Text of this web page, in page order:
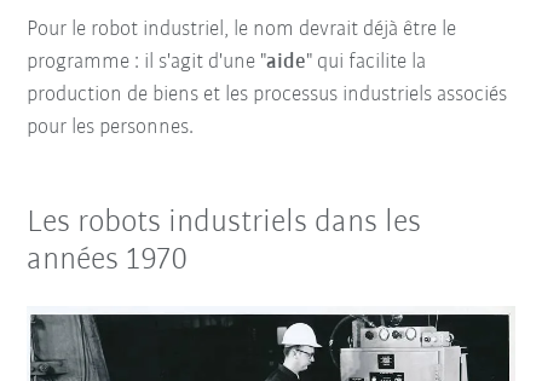
Pour le robot industriel, le nom devrait déjà être le
programme : il s'agit d'une "aide" qui facilite la
production de biens et les processus industriels associés
pour les personnes.
Les robots industriels dans les
années 1970